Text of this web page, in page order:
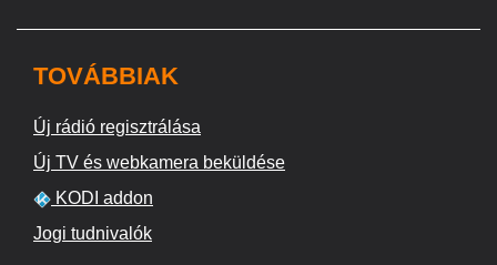
TOVÁBBIAK
Új rádió regisztrálása
Új TV és webkamera beküldése
KODI addon
Jogi tudnivalók